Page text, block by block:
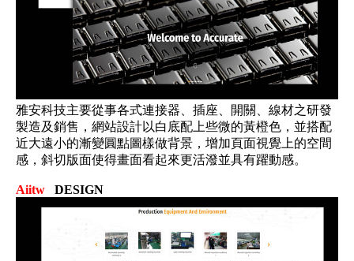
雅安科技主要從事各式連接器、插座、開關、線材之研發
製造及銷售，網站設計以白底配上些微的黃橙色，並搭配
近大遠小的漸變圓點圖樣做背景，增加頁面視覺上的空間
感，斜切版面使得畫面看起來更活潑並具有躍動感。
Aiitw DESIGN